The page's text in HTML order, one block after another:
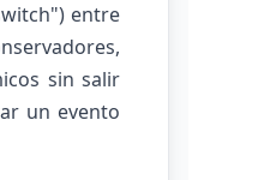
entre
sin salir
un evento